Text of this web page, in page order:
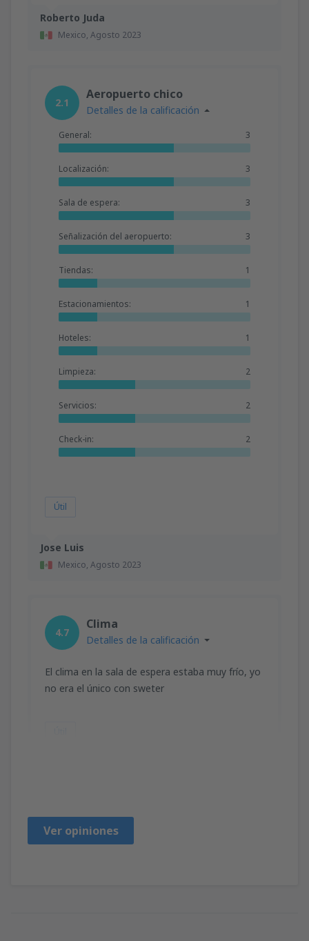
Roberto Juda
Mexico, Agosto 2023
Jose Luis
Mexico, Agosto 2023
2.1
Aeropuerto chico
Detalles de la calificación
General: 3
Localización: 3
Sala de espera: 3
Señalización del aeropuerto: 3
Tiendas: 1
Estacionamientos: 1
Hoteles: 1
Limpieza: 2
Servicios: 2
Check-in: 2
Útil
4.7
Clima
Detalles de la calificación
El clima en la sala de espera estaba muy frío, yo
no era el único con sweter
Ver opiniones